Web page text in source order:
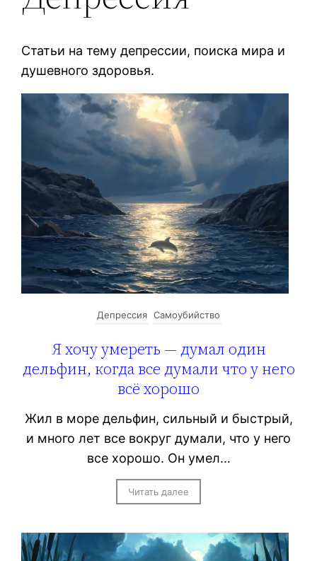
Статьи на тему депрессии, поиска мира и
душевного здоровья.
Депрессия Самоубийство
Я хочу умереть — думал один
дельфин, когда все думали что у него
всё хорошо
Жил в море дельфин, сильный и быстрый,
и много лет все вокруг думали, что у него
все хорошо. Он умел…
Читать далее